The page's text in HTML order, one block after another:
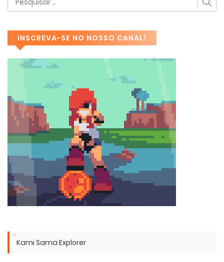
INSCREVA-SE NO NOSSO CANAL!
Kami Sama Explorer